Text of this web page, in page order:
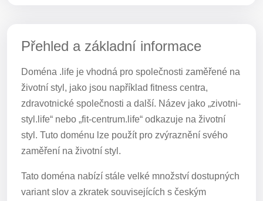
Přehled a základní informace
Doména .life je vhodná pro společnosti zaměřené na
životní styl, jako jsou například fitness centra,
zdravotnické společnosti a další. Název jako „zivotni-
styl.life“ nebo „fit-centrum.life“ odkazuje na životní
styl. Tuto doménu lze použít pro zvýraznění svého
zaměření na životní styl.
Tato doména nabízí stále velké množství dostupných
variant slov a zkratek souvisejících s českým